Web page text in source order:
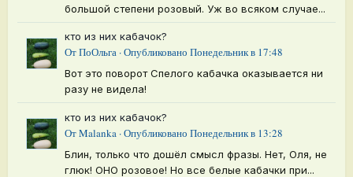
большой степени розовый. Уж во всяком случае...
кто из них кабачок?
ОтПоОльга ·Опубликовано Понедельник в 17:48
Вот это поворот Спелого кабачка оказывается ни
разу не видела!
кто из них кабачок?
ОтMalanka ·Опубликовано Понедельник в 13:28
Блин, только что дошёл смысл фразы. Нет, Оля, не
глюк! ОНО розовое! Но все белые кабачки при...